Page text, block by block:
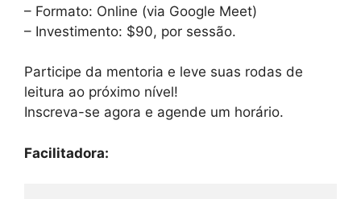
– Formato: Online (via Google Meet)
– Investimento: $90, por sessão.
Participe da mentoria e leve suas rodas de
leitura ao próximo nível!
Inscreva-se agora e agende um horário.
Facilitadora: